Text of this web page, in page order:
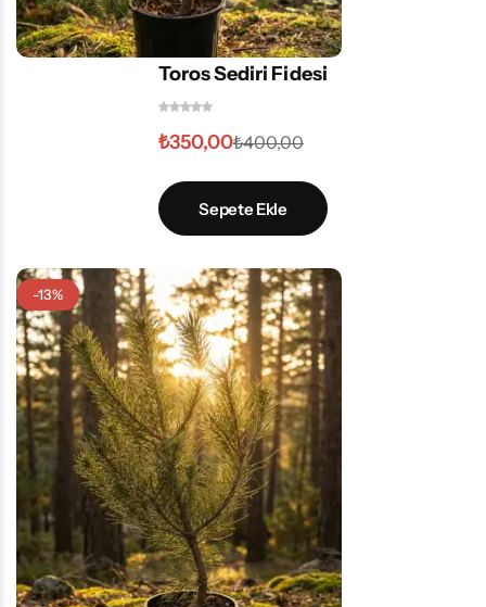
Toros Sediri Fidesi
₺400,00
₺350,00
Sepete Ekle
-13%